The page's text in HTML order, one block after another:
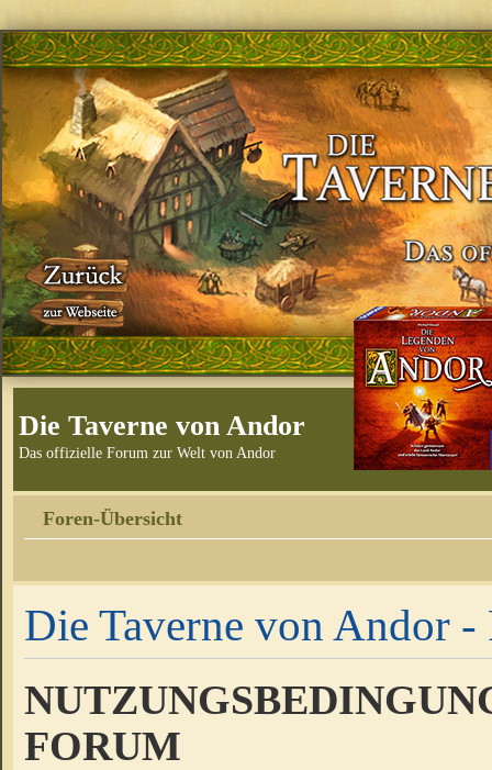
Die Taverne von Andor
Das offizielle Forum zur Welt von Andor
Foren-Übersicht
Die Taverne von Andor -
FORUM